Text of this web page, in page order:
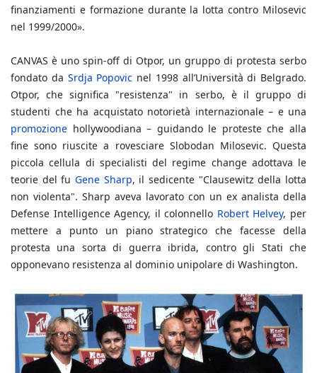
finanziamenti e formazione durante la lotta contro Milosevic
nel 1999/2000».
CANVAS è uno spin-off di Otpor, un gruppo di protesta serbo
fondato da Srdja Popovic nel 1998 all’Università di Belgrado.
Otpor, che significa "resistenza" in serbo, è il gruppo di
studenti che ha acquistato notorietà internazionale – e una
promozione hollywoodiana – guidando le proteste che alla
fine sono riuscite a rovesciare Slobodan Milosevic. Questa
piccola cellula di specialisti del regime change adottava le
teorie del fu Gene Sharp, il sedicente "Clausewitz della lotta
non violenta". Sharp aveva lavorato con un ex analista della
Defense Intelligence Agency, il colonnello Robert Helvey, per
mettere a punto un piano strategico che facesse della
protesta una sorta di guerra ibrida, contro gli Stati che
opponevano resistenza al dominio unipolare di Washington.